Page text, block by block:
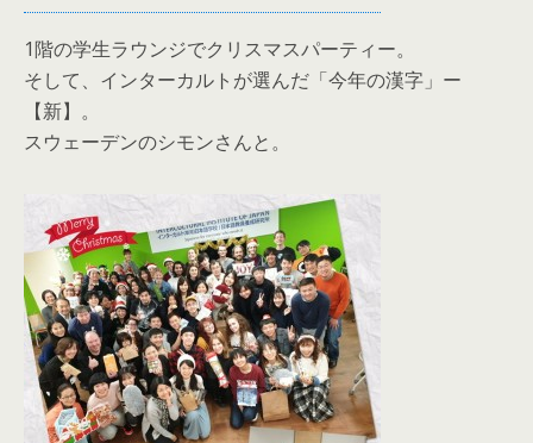
1階の学生ラウンジでクリスマスパーティー。
そして、インターカルトが選んだ「今年の漢字」ー
【新】。
スウェーデンのシモンさんと。